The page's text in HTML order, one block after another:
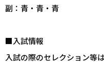
副：青・青・青
■入試情報
入試の際のセレクション等